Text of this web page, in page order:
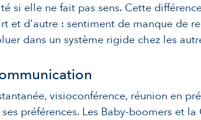
si elle ne fait pas sens. Cette
et d'autre : sentiment de manque de
dans un système rigide chez les
visioconférence, réunion en
préférences. Les Baby-boomers et la